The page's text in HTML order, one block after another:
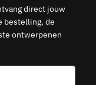
direct jouw
bestelling, de
ontwerpenen